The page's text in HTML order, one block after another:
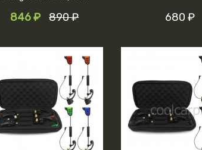
846 ₽ 890 ₽ 680 ₽